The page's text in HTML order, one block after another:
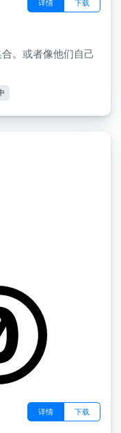
详情 下载
。或者像他们自己
详情 下载